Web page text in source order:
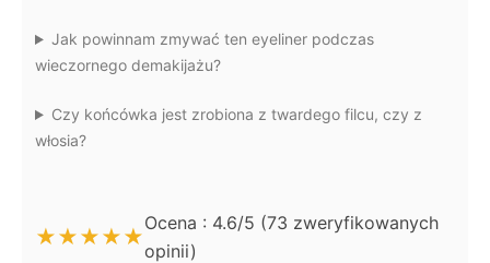
Jak powinnam zmywać ten eyeliner podczas
wieczornego demakijażu?
Czy końcówka jest zrobiona z twardego filcu, czy z
włosia?
★★★★★
Ocena : 4.6/5 (73 zweryfikowanych
opinii)